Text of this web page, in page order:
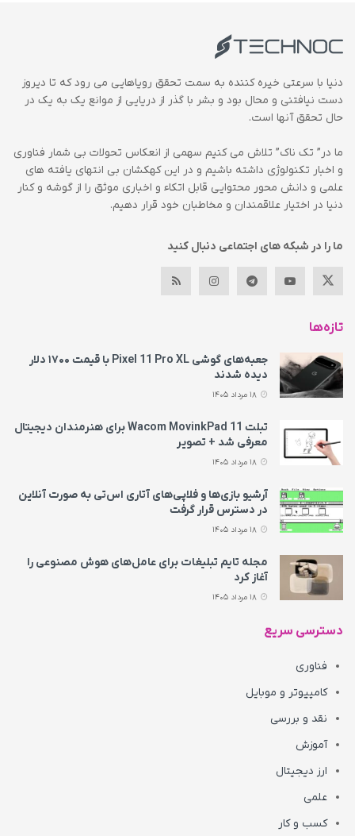
دنیا با سرعتی خیره کننده به سمت تحقق رویاهایی می رود که تا دیروز
دست نیافتنی و محال بود و بشر با گذر از دریایی از موانع یک به یک در
حال تحقق آنها است.
ما در” تک ناک” تلاش می کنیم سهمی از انعکاس تحولات بی شمار فناوری
و اخبار تکنولوژی داشته باشیم و در این کهکشان بی انتهای یافته های
علمی و دانش محور محتوایی قابل اتکاء و اخباری موثق را از گوشه و کنار
دنیا در اختیار علاقمندان و مخاطبان خود قرار دهیم.
ما را در شبکه های اجتماعی دنبال کنید
تازه‌ها
جعبه‌های گوشی Pixel 11 Pro XL با قیمت ۱۷۰۰ دلار
دیده شدند
تبلت Wacom MovinkPad 11 برای هنرمندان دیجیتال
معرفی شد + تصویر
آرشیو بازی‌ها و فلاپی‌های آتاری اس‌تی به‌ صورت آنلاین
در دسترس قرار گرفت
مجله تایم تبلیغات برای عامل‌های هوش مصنوعی را
آغاز کرد
دسترسی سریع
فناوری
کامپیوتر و موبایل
نقد و بررسی
آموزش
ارز دیجیتال
علمی
کسب و کار